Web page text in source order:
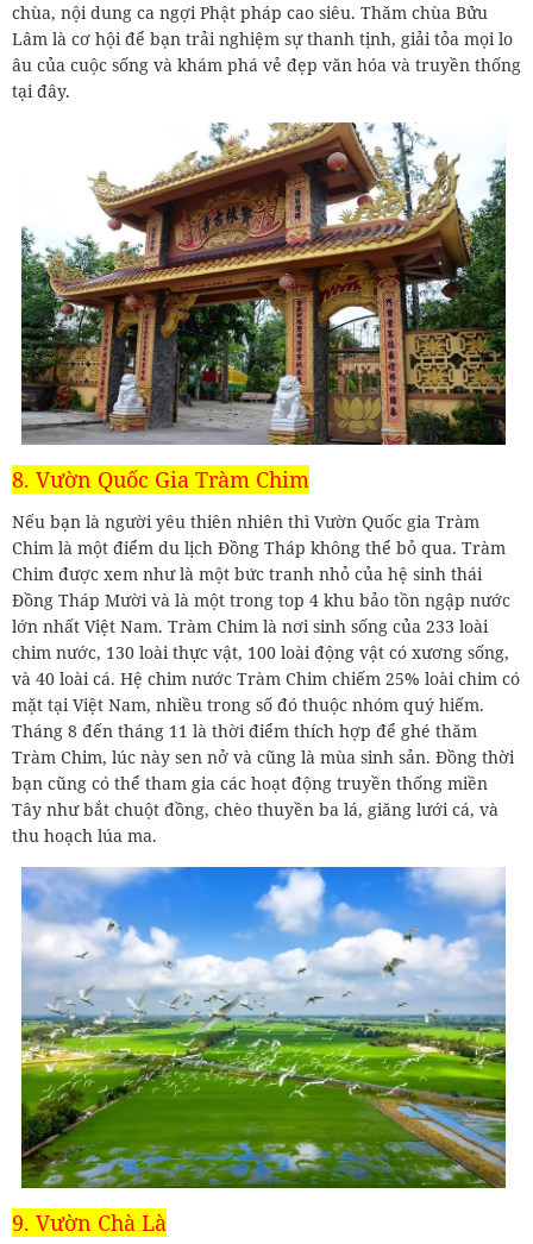
chùa, nội dung ca ngợi Phật pháp cao siêu. Thăm chùa Bửu
Lâm là cơ hội để bạn trải nghiệm sự thanh tịnh, giải tỏa mọi lo
âu của cuộc sống và khám phá vẻ đẹp văn hóa và truyền thống
tại đây.
8. Vườn Quốc Gia Tràm Chim
Nếu bạn là người yêu thiên nhiên thì Vườn Quốc gia Tràm
Chim là một điểm du lịch Đồng Tháp không thể bỏ qua. Tràm
Chim được xem như là một bức tranh nhỏ của hệ sinh thái
Đồng Tháp Mười và là một trong top 4 khu bảo tồn ngập nước
lớn nhất Việt Nam. Tràm Chim là nơi sinh sống của 233 loài
chim nước, 130 loài thực vật, 100 loài động vật có xương sống,
và 40 loài cá. Hệ chim nước Tràm Chim chiếm 25% loài chim có
mặt tại Việt Nam, nhiều trong số đó thuộc nhóm quý hiếm.
Tháng 8 đến tháng 11 là thời điểm thích hợp để ghé thăm
Tràm Chim, lúc này sen nở và cũng là mùa sinh sản. Đồng thời
bạn cũng có thể tham gia các hoạt động truyền thống miền
Tây như bắt chuột đồng, chèo thuyền ba lá, giăng lưới cá, và
thu hoạch lúa ma.
9. Vườn Chà Là